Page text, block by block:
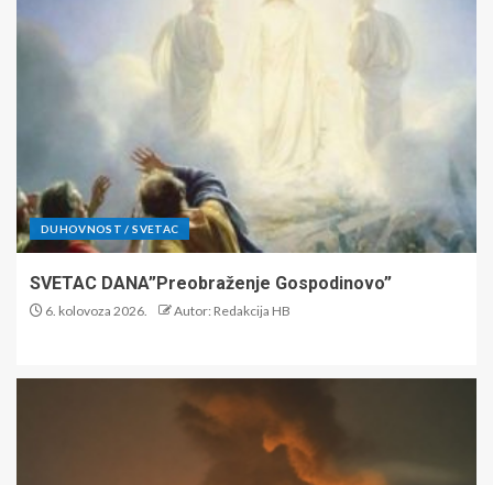
DUHOVNOST / SVETAC
SVETAC DANA”Preobraženje Gospodinovo”
6. kolovoza 2026. Autor: Redakcija HB